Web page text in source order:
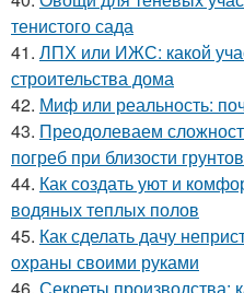
тенистого сада
41. ЛПХ или ИЖС: какой
строительства дома
42. Миф или реальность:
43. Преодолеваем
погреб при близости
44. Как создать уют и
водяных теплых полов
45. Как сделать дачу
охраны своими руками